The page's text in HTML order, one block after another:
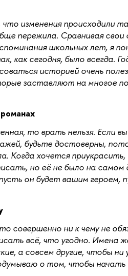
изменения происходили
пережила. Сравнивая свои
школьных лет, я
как сегодня, было всегда.
историей очень
заставляют на многое
то врать нельзя. Если
будьте достоверны,
хочется приукрасить,
но её не было на самом
он будет вашим героем,
совершенно ни к чему не
всё, что угодно. Имена
а совсем другие, чтобы ни
о том, чтобы